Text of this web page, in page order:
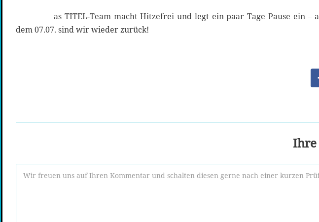
as TITEL-Team macht Hitzefrei und legt ein paar Tage Pause ein –
dem 07.07. sind wir wieder zurück!